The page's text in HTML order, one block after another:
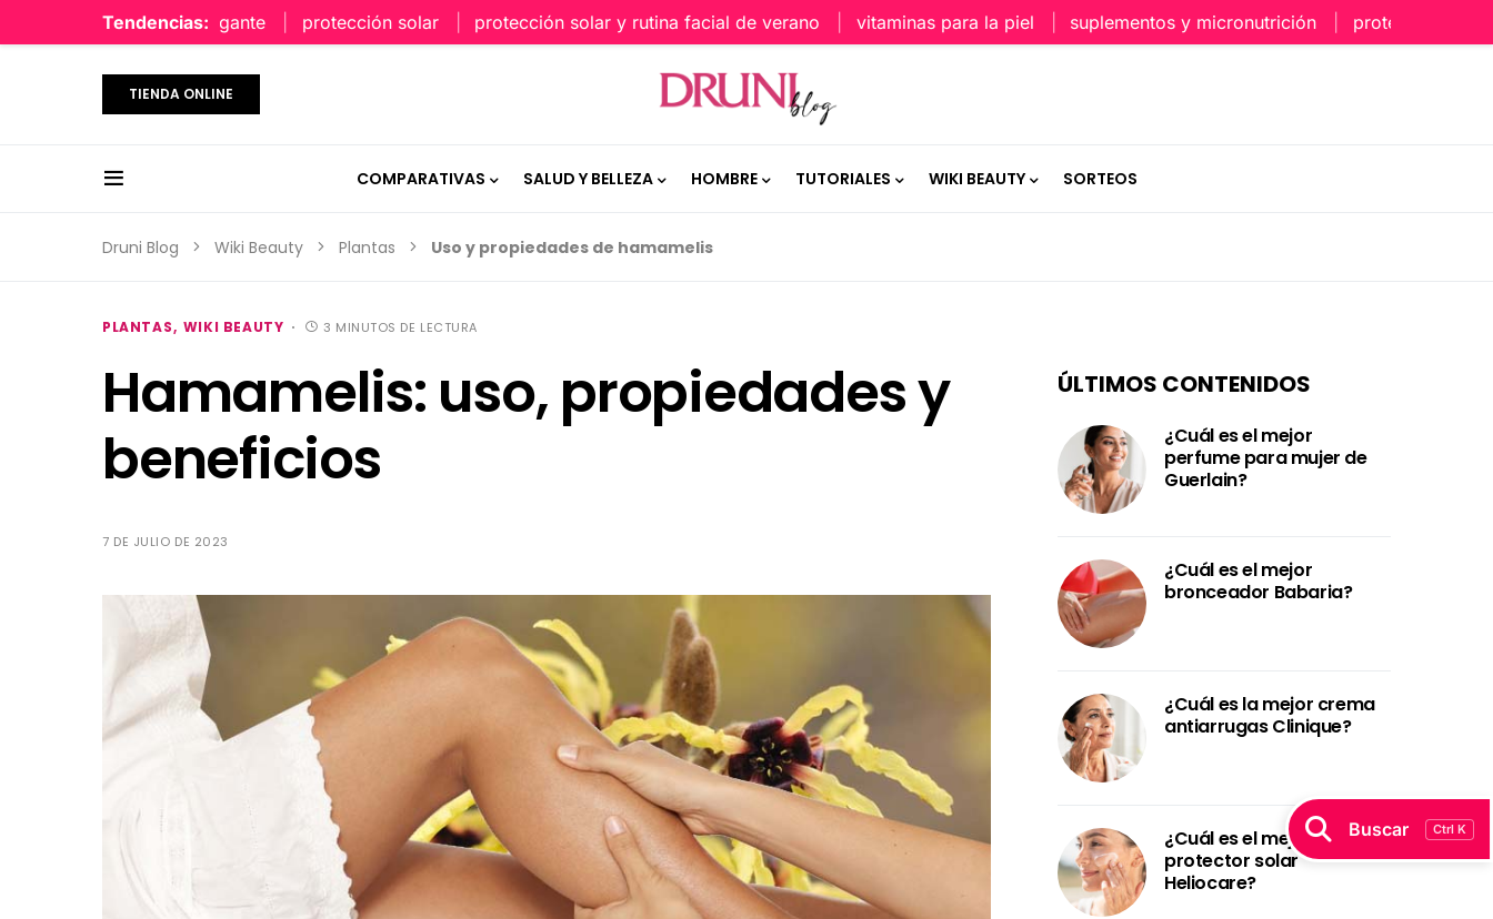
Tendencias:
perfume limpio y elegante protección solar protección solar y rutina facial de verano vitaminas para la piel suplementos y micronutrición protección capilar en
TIENDA ONLINE
COMPARATIVAS SALUD Y BELLEZA HOMBRE TUTORIALES WIKI BEAUTY SORTEOS
Druni Blog Wiki Beauty Plantas Uso y propiedades de hamamelis
PLANTAS WIKI BEAUTY 3 MINUTOS DE LECTURA
Hamamelis: uso, propiedades y
beneficios
7 DE JULIO DE 2023
ÚLTIMOS CONTENIDOS
¿Cuál es el mejor
perfume para mujer de
Guerlain?
¿Cuál es el mejor
bronceador Babaria?
¿Cuál es la mejor crema
antiarrugas Clinique?
¿Cuál es el mejor
protector solar
Heliocare?
Buscar Ctrl K